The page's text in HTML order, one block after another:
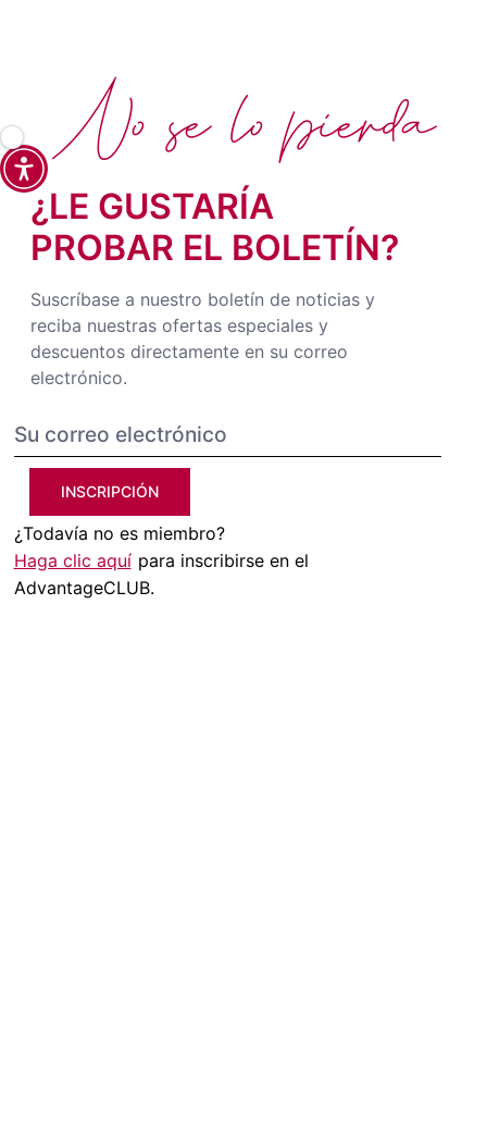
¿LE GUSTARÍA
PROBAR EL BOLETÍN?
Suscríbase a nuestro boletín de noticias y
reciba nuestras ofertas especiales y
descuentos directamente en su correo
electrónico.
INSCRIPCIÓN
¿Todavía no es miembro?
Haga clic aquí para inscribirse en el
AdvantageCLUB.
No se lo pierda